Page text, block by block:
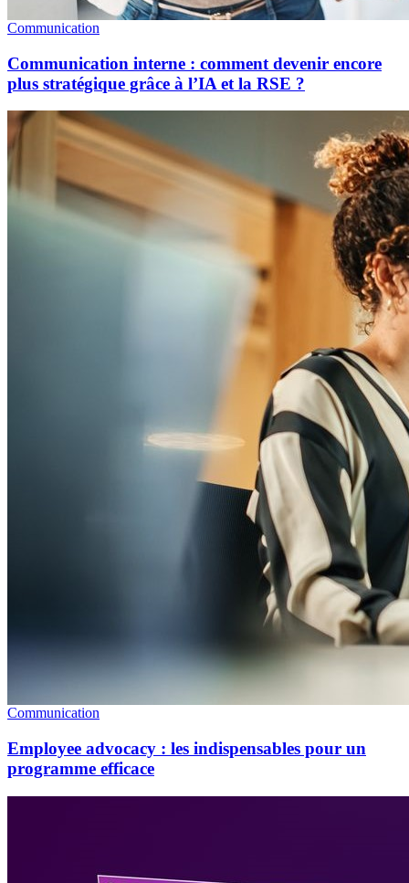
Communication
Communication interne : comment devenir encore
plus stratégique grâce à l’IA et la RSE ?
Communication
Employee advocacy : les indispensables pour un
programme efficace